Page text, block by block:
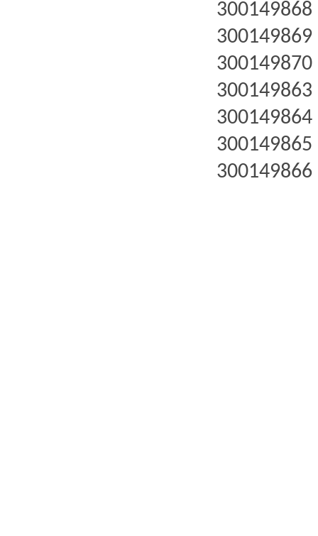
300149868
300149869
300149870
300149863
300149864
300149865
300149866